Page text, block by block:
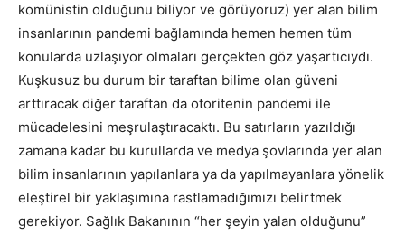
komünistin olduğunu biliyor ve görüyoruz) yer alan bilim
insanlarının pandemi bağlamında hemen hemen tüm
konularda uzlaşıyor olmaları gerçekten göz yaşartıcıydı.
Kuşkusuz bu durum bir taraftan bilime olan güveni
arttıracak diğer taraftan da otoritenin pandemi ile
mücadelesini meşrulaştıracaktı. Bu satırların yazıldığı
zamana kadar bu kurullarda ve medya şovlarında yer alan
bilim insanlarının yapılanlara ya da yapılmayanlara yönelik
eleştirel bir yaklaşımına rastlamadığımızı belirtmek
gerekiyor. Sağlık Bakanının “her şeyin yalan olduğunu”